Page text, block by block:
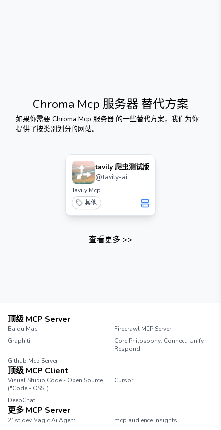
Chroma Mcp 服务器 替代方案
如果你需要 Chroma Mcp 服务器 的一些替代方案，我们为你
提供了按类别划分的网站。
tavily 爬虫测试版
@tavily-ai
Tavily Mcp
其他
查看更多 >>
顶级 MCP Server
Baidu Map
Firecrawl MCP Server
Graphiti
Core Philosophy: Connect, Unify,
Respond
Github Mcp Server
顶级 MCP Client
Visual Studio Code - Open Source
("Code - OSS")
Cursor
DeepChat
更多 MCP Server
21st.dev Magic Ai Agent
mcp audience insights